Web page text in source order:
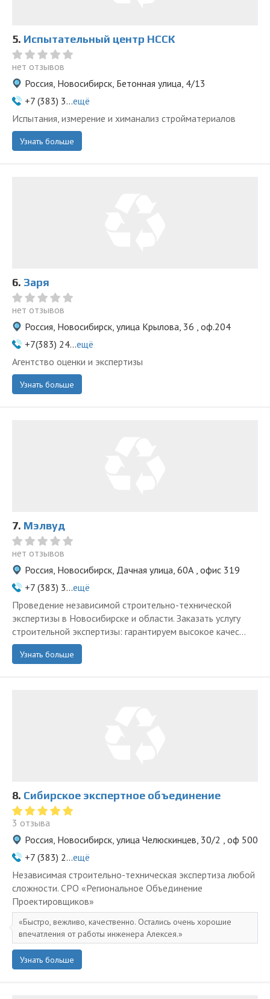
5. Испытательный центр НССК
нет отзывов
Россия, Новосибирск, Бетонная улица, 4/13
+7 (383) 3...ещё
Испытания, измерение и химанализ стройматериалов
Узнать больше
6. Заря
нет отзывов
Россия, Новосибирск, улица Крылова, 36 , оф.204
+7(383) 24...ещё
Агентство оценки и экспертизы
Узнать больше
7. Мэлвуд
нет отзывов
Россия, Новосибирск, Дачная улица, 60А , офис 319
+7 (383) 3...ещё
Проведение независимой строительно-технической
экспертизы в Новосибирске и области. Заказать услугу
строительной экспертизы: гарантируем высокое качес...
Узнать больше
8. Сибирское экспертное объединение
3 отзыва
Россия, Новосибирск, улица Челюскинцев, 30/2 , оф 500
+7 (383) 2...ещё
Независимая строительно-техническая экспертиза любой
сложности. СРО «Региональное Объединение
Проектировщиков»
Быстро, вежливо, качественно. Остались очень хорошие
впечатления от работы инженера Алексея.
Узнать больше